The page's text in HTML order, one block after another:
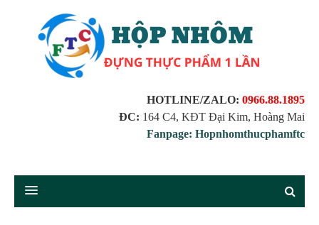
HOTLINE/ZALO: 0966.88.1895
ĐC: 164 C4, KĐT Đại Kim, Hoàng Mai
Fanpage: Hopnhomthucphamftc